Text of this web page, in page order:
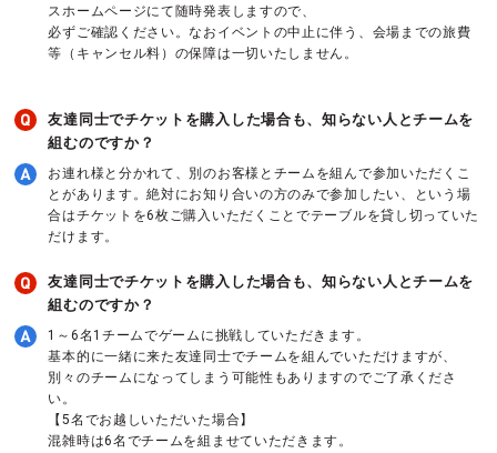
スホームページにて随時発表しますので、
必ずご確認ください。なおイベントの中止に伴う、会場までの旅費
等（キャンセル料）の保障は一切いたしません。
友達同士でチケットを購入した場合も、知らない人とチームを
組むのですか？
お連れ様と分かれて、別のお客様とチームを組んで参加いただくこ
とがあります。絶対にお知り合いの方のみで参加したい、という場
合はチケットを6枚ご購入いただくことでテーブルを貸し切っていた
だけます。
友達同士でチケットを購入した場合も、知らない人とチームを
組むのですか？
1～6名1チームでゲームに挑戦していただきます。
基本的に一緒に来た友達同士でチームを組んでいただけますが、
別々のチームになってしまう可能性もありますのでご了承くださ
い。
【5名でお越しいただいた場合】
混雑時は6名でチームを組ませていただきます。